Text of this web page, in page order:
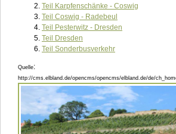
Teil Karpfenschänke - Coswig
Teil Coswig - Radebeul
Teil Pesterwitz - Dresden
Teil Dresden
Teil Sonderbusverkehr
Quelle:
http://cms.elbland.de/opencms/opencms/elbland.de/de/